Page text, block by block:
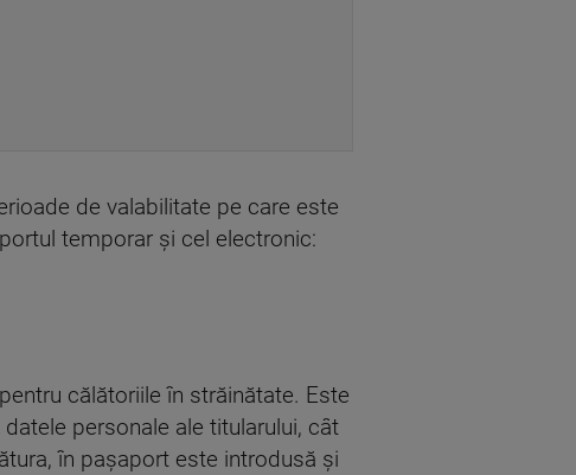
de valabilitate pe care este
temporar și cel electronic:
călătoriile în străinătate. Este
personale ale titularului, cât
în pașaport este introdusă și